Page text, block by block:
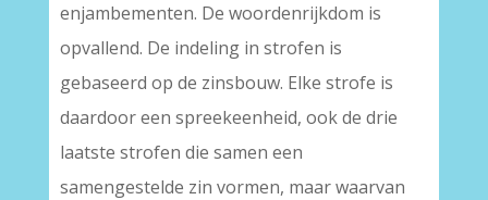
enjambementen. De woordenrijkdom is
opvallend. De indeling in strofen is
gebaseerd op de zinsbouw. Elke strofe is
daardoor een spreekeenheid, ook de drie
laatste strofen die samen een
samengestelde zin vormen, maar waarvan